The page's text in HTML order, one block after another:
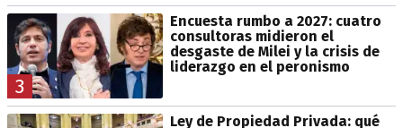
3
Encuesta rumbo a 2027: cuatro
consultoras midieron el
desgaste de Milei y la crisis de
liderazgo en el peronismo
Ley de Propiedad Privada: qué